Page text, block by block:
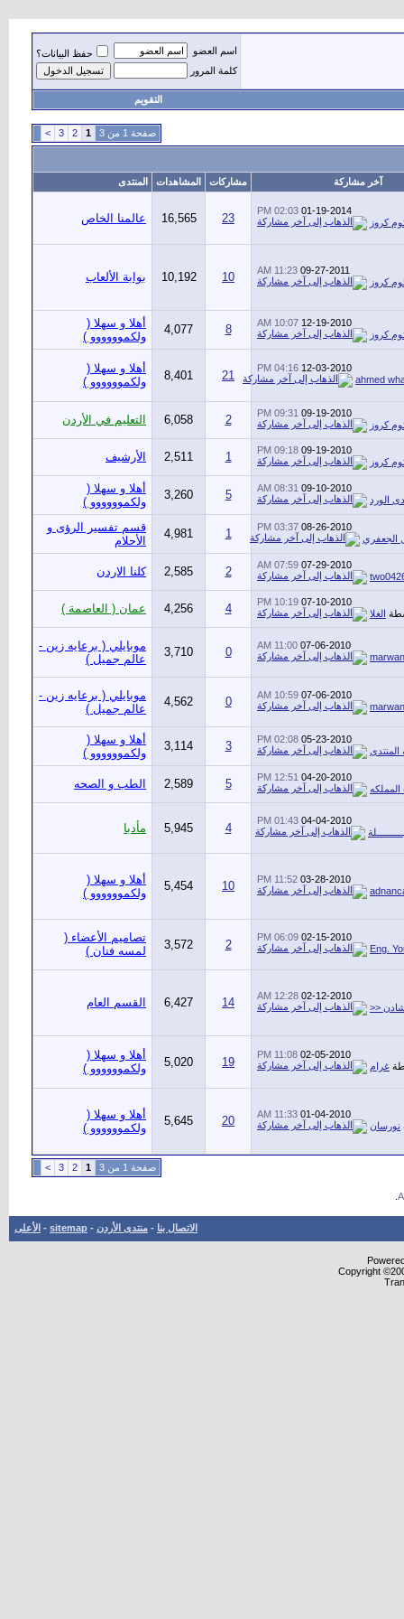
اسم العضو
حفظ البيانات؟
كلمة المرور
التقويم
صفحة 1 من 3 1
2
3
>
آخر مشاركة مشاركات المشاهدات المنتدى
01-19-2014
02:03 PM
كروز
23
16,565 عالمنا الخاص
09-27-2011
11:23 AM
كروز
10
10,192 بوابة الألعاب
12-19-2010
10:07 AM
كروز
8
4,077
أهلا و سهلا (
ولكموووووو )
12-03-2010
04:16 PM
ahmed
21
8,401
أهلا و سهلا (
ولكموووووو )
09-19-2010
09:31 PM
كروز
2
6,058 التعليم في الأردن
09-19-2010
09:18 PM
كروز
1
2,511 الأرشيف
09-10-2010
08:31 AM
الورد
5
3,260
أهلا و سهلا (
ولكموووووو )
08-26-2010
03:37 PM
الجعفري
1
4,981
قسم تفسير الرؤى و
الأحلام
07-29-2010
07:59 AM
2
2,585 كلنا الاردن
07-10-2010
10:19 PM
الغلا 4
4,256 عمان ( العاصمة )
07-06-2010
11:00 AM
marwan
0
3,710
موبايلي ( برعايه زين -
عالم جميل )
07-06-2010
10:59 AM
marwan
0
4,562
موبايلي ( برعايه زين -
عالم جميل )
05-23-2010
02:08 PM
المنتدى
3
3,114
أهلا و سهلا (
ولكموووووو )
04-20-2010
12:51 PM
المملكه
5
2,589 الطب و الصحه
04-04-2010
01:43 PM
4
5,945 مأدبا
03-28-2010
11:52 PM
10
5,454
أهلا و سهلا (
ولكموووووو )
02-15-2010
06:09 PM
Eng.
2
3,572
تصاميم الأعضاء (
لمسه فنان )
02-12-2010
12:28 AM
<<
14
6,427 القسم العام
02-05-2010
11:08 PM
غرام 19
5,020
أهلا و سهلا (
ولكموووووو )
01-04-2010
11:33 AM
نورسان 20
5,645
أهلا و سهلا (
ولكموووووو )
صفحة 1 من 3 1
2
3
>
الاتصال بنا - منتدى الأردن -
sitemap
- الأعلى
Copyright